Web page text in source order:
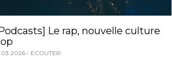
Le rap, nouvelle culture
ECOUTER